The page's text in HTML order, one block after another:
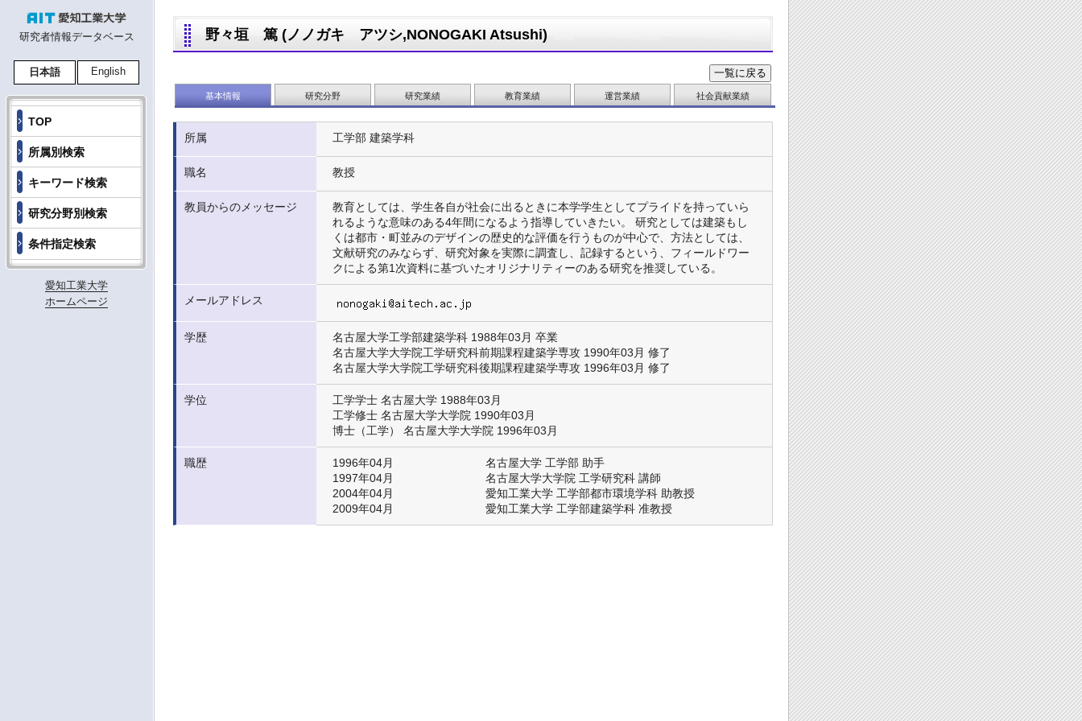
研究者情報データベース
日本語 English
TOP
所属別検索
キーワード検索
研究分野別検索
条件指定検索
愛知工業大学
ホームページ
野々垣 篤 (ノノガキ アツシ,NONOGAKI Atsushi)
基本情報 研究分野 研究業績 教育業績 運営業績 社会貢献業績
所属 工学部 建築学科
職名 教授
教員からのメッセージ
教育としては、学生各自が社会に出るときに本学学生としてプライドを持っていら
れるような意味のある4年間になるよう指導していきたい。 研究としては建築もし
くは都市・町並みのデザインの歴史的な評価を行うものが中心で、方法としては、
文献研究のみならず、研究対象を実際に調査し、記録するという、フィールドワー
クによる第1次資料に基づいたオリジナリティーのある研究を推奨している。
メールアドレス
学歴
名古屋大学工学部建築学科 1988年03月 卒業
名古屋大学大学院工学研究科前期課程建築学専攻 1990年03月 修了
名古屋大学大学院工学研究科後期課程建築学専攻 1996年03月 修了
学位
工学学士 名古屋大学 1988年03月
工学修士 名古屋大学大学院 1990年03月
博士（工学） 名古屋大学大学院 1996年03月
職歴 1996年04月
名古屋大学 工学部 助手
1997年04月
名古屋大学大学院 工学研究科 講師
2004年04月
愛知工業大学 工学部都市環境学科 助教授
2009年04月
愛知工業大学 工学部建築学科 准教授